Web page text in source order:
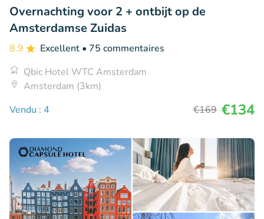
Overnachting voor 2 + ontbijt op de
Amsterdamse Zuidas
8.9 Excellent • 75 commentaires
Qbic Hotel WTC Amsterdam
Amsterdam (3km)
Vendu : 4
€169 €134